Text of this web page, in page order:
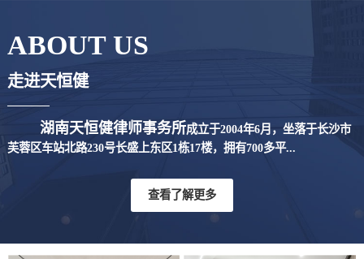
ABOUT US
走进天恒健
湖南天恒健律师事务所成立于2004年6月，坐落于长沙市
芙蓉区车站北路230号长盛上东区1栋17楼，拥有700多平...
查看了解更多